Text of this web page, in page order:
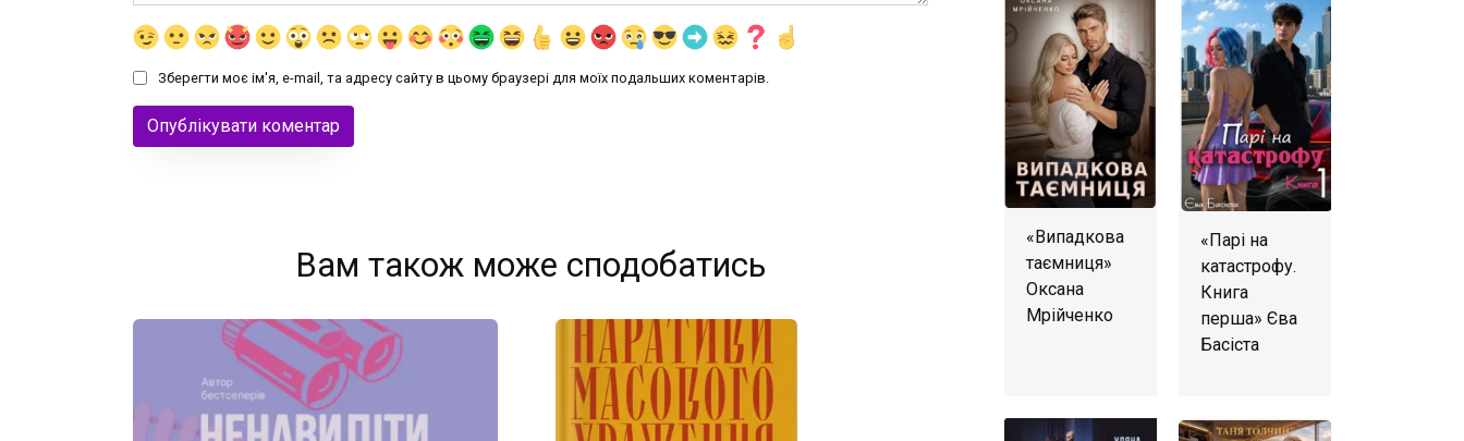
Зберегти моє ім'я, e-mail, та адресу сайту в цьому браузері для моїх подальших коментарів.
Вам також може сподобатись
«Випадкова
таємниця»
Оксана
Мрійченко
«Парі на
катастрофу.
Книга
перша» Єва
Басіста